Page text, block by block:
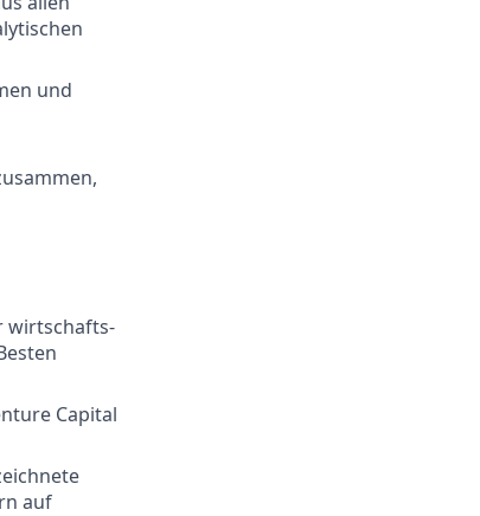
und
wirtschafts-
Capital
auf